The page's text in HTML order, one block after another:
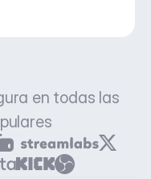
en todas las